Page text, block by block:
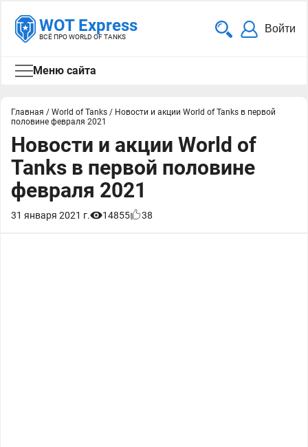
WOT Express
ВСЁ ПРО WORLD OF TANKS
Войти
Меню сайта
Главная / World of Tanks / Новости и акции World of Tanks в первой
половине февраля 2021
Новости и акции World of
Tanks в первой половине
февраля 2021
31 января 2021 г. 14855 38